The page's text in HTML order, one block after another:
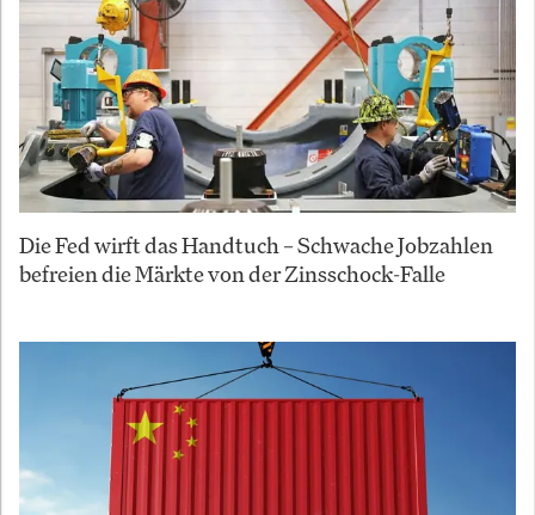
Die Fed wirft das Handtuch – Schwache Jobzahlen
befreien die Märkte von der Zinsschock-Falle